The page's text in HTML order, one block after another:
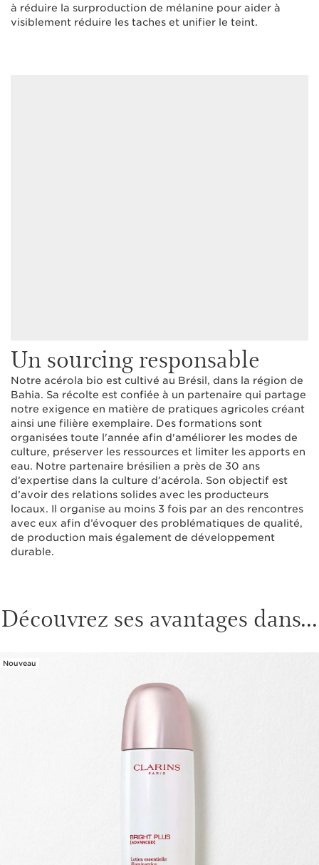
à réduire la surproduction de mélanine pour aider à
visiblement réduire les taches et unifier le teint.
Un sourcing responsable
Notre acérola bio est cultivé au Brésil, dans la région de
Bahia. Sa récolte est confiée à un partenaire qui partage
notre exigence en matière de pratiques agricoles créant
ainsi une filière exemplaire. Des formations sont
organisées toute l'année afin d'améliorer les modes de
culture, préserver les ressources et limiter les apports en
eau. Notre partenaire brésilien a près de 30 ans
d’expertise dans la culture d’acérola. Son objectif est
d’avoir des relations solides avec les producteurs
locaux. Il organise au moins 3 fois par an des rencontres
avec eux afin d’évoquer des problématiques de qualité,
de production mais également de développement
durable.
Découvrez ses avantages dans...
Nouveau